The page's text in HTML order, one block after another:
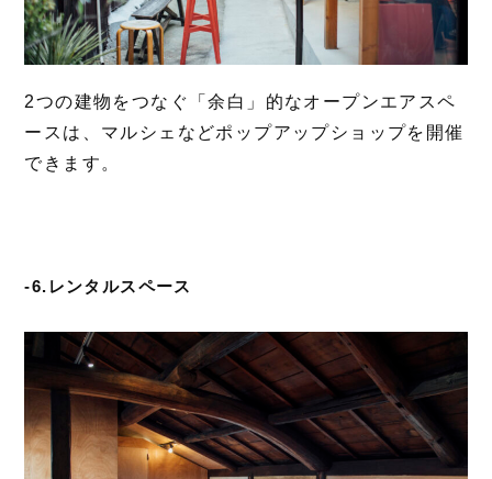
2つの建物をつなぐ「余白」的なオープンエアスペ
ースは、マルシェなどポップアップショップを開催
できます。
-6.レンタルスペース